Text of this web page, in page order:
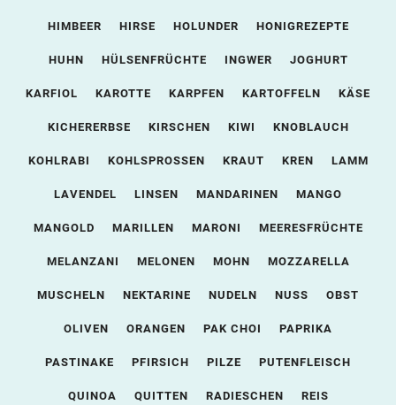
HIMBEER HIRSE HOLUNDER HONIGREZEPTE
HUHN HÜLSENFRÜCHTE INGWER JOGHURT
KARFIOL KAROTTE KARPFEN KARTOFFELN KÄSE
KICHERERBSE KIRSCHEN KIWI KNOBLAUCH
KOHLRABI KOHLSPROSSEN KRAUT KREN LAMM
LAVENDEL LINSEN MANDARINEN MANGO
MANGOLD MARILLEN MARONI MEERESFRÜCHTE
MELANZANI MELONEN MOHN MOZZARELLA
MUSCHELN NEKTARINE NUDELN NUSS OBST
OLIVEN ORANGEN PAK CHOI PAPRIKA
PASTINAKE PFIRSICH PILZE PUTENFLEISCH
QUINOA QUITTEN RADIESCHEN REIS